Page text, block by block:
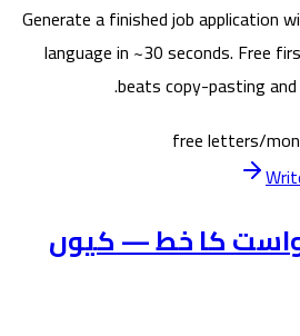
Generate a finished job application
language in ~30 seconds. Free
beats copy-pasting
کا خط — کیوں